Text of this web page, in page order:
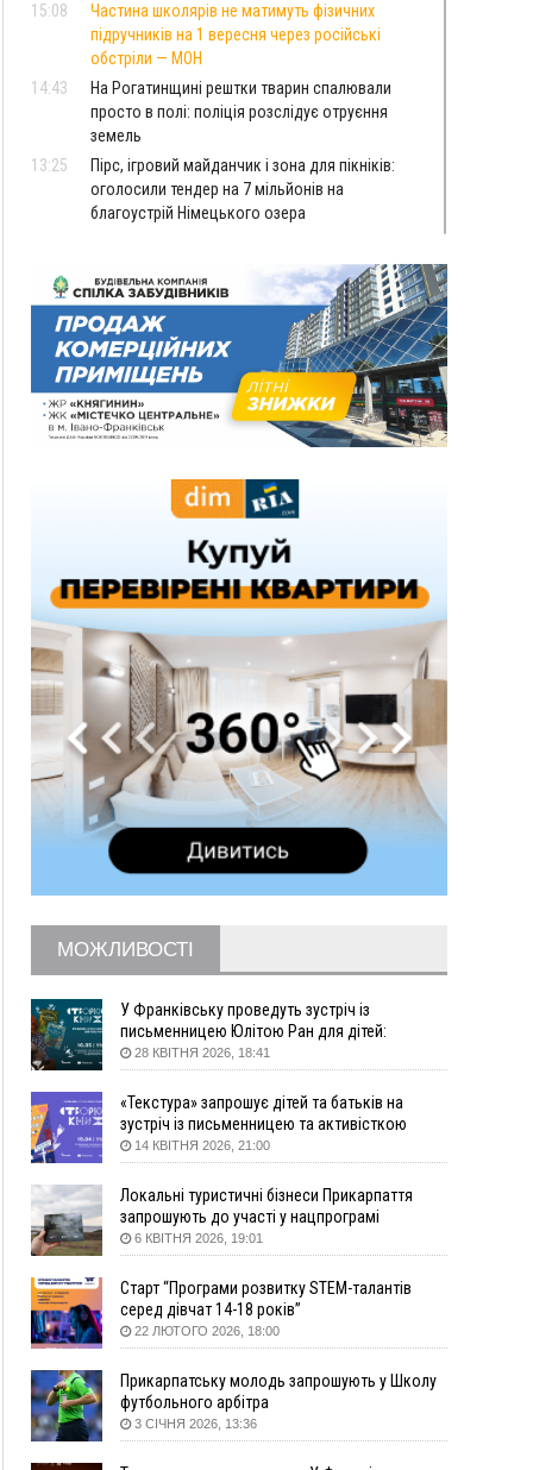
15:08
Частина школярів не матимуть фізичних
підручників на 1 вересня через російські
обстріли — МОН
14:43
На Рогатинщині рештки тварин спалювали
просто в полі: поліція розслідує отруєння
земель
13:25
Пірс, ігровий майданчик і зона для пікніків:
оголосили тендер на 7 мільйонів на
благоустрій Німецького озера
11:18
Майстра лісу з Верховинщини оштрафували на
600 тисяч за переправлення чоловіків до
Румунії
10:49
На Прикарпатті через негоду сталися аварійні
вимкнення світла
10:43
За змову на тендері для Долинської лікарні
двох підприємців оштрафували на 272 тисячі
Яремчанський суд виніс вирок чоловіку, який
09:53
В урочищі біля Галича археологи відкопали
давньоруську вагову гирку XII–XIII століть
09:39
У Франківську медики провели серію
складних операцій на аорті
07 Серпня
ФОТО У Богородчанах на "зебрі" водій Audi
наїхав на хлопчика з велосипедом
21:01
Загальна площа всіх книгарень України - трохи
більше ніж 6 футбольних полів
На "зебрі" у Франківську два мотоциклісти
збили жінку
18:55
Прикарпаття серед лідерів за будівництвом
житло
Де безпечно купатися на Прикарпатті?
16:20
У Франківську дружина загиблого воїна
створила організацію «КОД 7'Я», аби
підтримувати військових та їхні сім'ї
комплекс автоматичної фіксації швидкості
15:29
Війна забрала життя трьох воїнів з
Прикарпаття
15:00
На Закарпатті викрили масштабну схему
незаконного виключення
військовозобов’язаних з обліку
14:31
«Багато питань буде знято». На громадських
слуханнях в Яремче обговорили, як вирішити
питання джипінгу в Карпатах
13:54
5 «тихих» хвороб, які виявляє профілактичне
13:30
ФОТО На Надрічній тривають останні
приготування до нового руху
12:57
У Франківську зафіксували найбільшу спеку за
МОЖЛИВОСТІ
У Франківську проведуть зустріч із
письменницею Юлітою Ран для дітей:
говоритимуть про серію книг про Мавку
28 КВІТНЯ 2026, 18:41
«Текстура» запрошує дітей та батьків на
зустріч із письменницею та активісткою
Анною Повх
14 КВІТНЯ 2026, 21:00
Локальні туристичні бізнеси Прикарпаття
запрошують до участі у нацпрограмі
«Подорож до себе»
6 КВІТНЯ 2026, 19:01
Старт “Програми розвитку STEM-талантів
серед дівчат 14-18 років”
22 ЛЮТОГО 2026, 18:00
Прикарпатську молодь запрошують у Школу
футбольного арбітра
3 СІЧНЯ 2026, 13:36